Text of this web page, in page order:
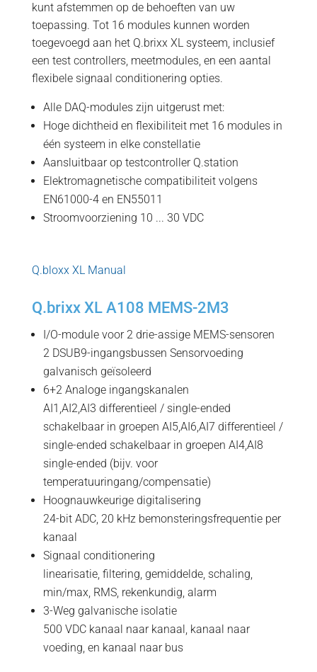
kunt afstemmen op de behoeften van uw
toepassing. Tot 16 modules kunnen worden
toegevoegd aan het Q.brixx XL systeem, inclusief
een test controllers, meetmodules, en een aantal
flexibele signaal conditionering opties.
Alle DAQ-modules zijn uitgerust met:
Hoge dichtheid en flexibiliteit met 16 modules in
één systeem in elke constellatie
Aansluitbaar op testcontroller Q.station
Elektromagnetische compatibiliteit volgens
EN61000-4 en EN55011
Stroomvoorziening 10 ... 30 VDC
Q.bloxx XL Manual
Q.brixx XL A108 MEMS-2M3
I/O-module voor 2 drie-assige MEMS-sensoren
2 DSUB9-ingangsbussen Sensorvoeding
galvanisch geïsoleerd
6+2 Analoge ingangskanalen
AI1,AI2,AI3 differentieel / single-ended
schakelbaar in groepen AI5,AI6,AI7 differentieel /
single-ended schakelbaar in groepen AI4,AI8
single-ended (bijv. voor
temperatuuringang/compensatie)
Hoognauwkeurige digitalisering
24-bit ADC, 20 kHz bemonsteringsfrequentie per
kanaal
Signaal conditionering
linearisatie, filtering, gemiddelde, schaling,
min/max, RMS, rekenkundig, alarm
3-Weg galvanische isolatie
500 VDC kanaal naar kanaal, kanaal naar
voeding, en kanaal naar bus